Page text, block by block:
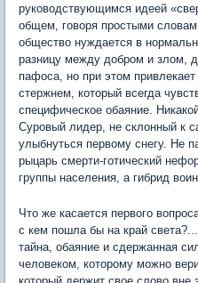
руководствующимся идеей
общем, говоря простыми
общество нуждается в
разницу между добром и злом,
пафоса, но при этом
стержнем, который всегда
специфическое обаяние.
Суровый лидер, не склонный к
улыбнуться первому снегу. Не
рыцарь смерти-готический
группы населения, а гибрид
Что же касается первого
с кем пошла бы на край
тайна, обаяние и сдержанная
человеком, которому можно